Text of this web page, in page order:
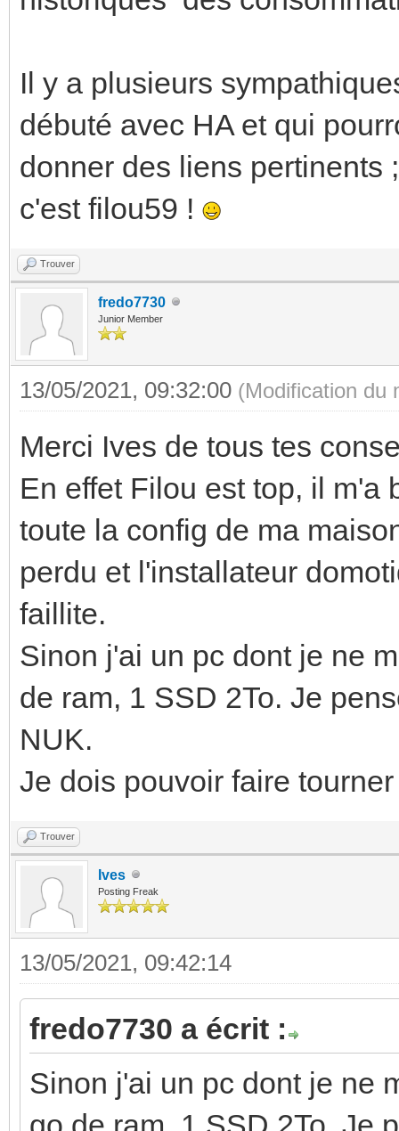
Il y a plusieurs
débuté avec HA et qui
donner des liens pertinents
c'est filou59 !
Trouver
fredo7730
Junior Member
13/05/2021, 09:32:00 (Modification du
Merci Ives de tous tes
En effet Filou est top, il m'a
toute la config de ma
perdu et l'installateur
faillite.
Sinon j'ai un pc dont je ne
de ram, 1 SSD 2To. Je
NUK.
Je dois pouvoir faire
Trouver
Ives
Posting Freak
13/05/2021, 09:42:14
fredo7730 a écrit :
Sinon j'ai un pc dont je ne